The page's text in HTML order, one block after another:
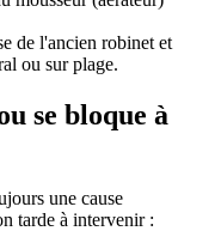
de l'ancien robinet et
ou sur plage.
se bloque à
une cause
tarde à intervenir :